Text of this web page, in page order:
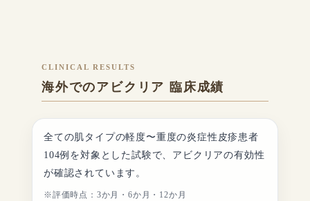
CLINICAL RESULTS
海外でのアビクリア 臨床成績
全ての肌タイプの軽度〜重度の炎症性皮疹患者
104例を対象とした試験で、アビクリアの有効性
が確認されています。
※評価時点：3か月・6か月・12か月